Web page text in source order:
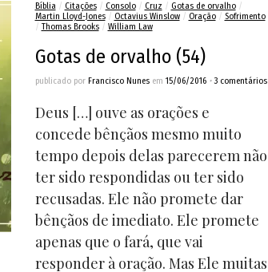
Bíblia/ Citações/ Consolo/ Cruz / Gotas de orvalho/
Martin Lloyd-Jones/ Octavius Winslow/ Oração/ Sofrimento
/ Thomas Brooks/ William Law
Gotas de orvalho (54)
publicado por Francisco Nunesem 15/06/2016 •3 comentários
Deus […] ouve as orações e
concede bênçãos mesmo muito
tempo depois delas parecerem não
ter sido respondidas ou ter sido
recusadas. Ele não promete dar
bênçãos de imediato. Ele promete
apenas que o fará, que vai
responder à oração. Mas Ele muitas